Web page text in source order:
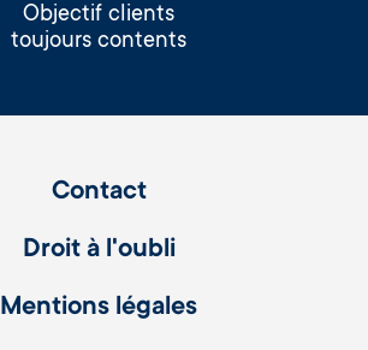
Objectif clients
toujours contents
Contact
Droit à l'oubli
Mentions légales